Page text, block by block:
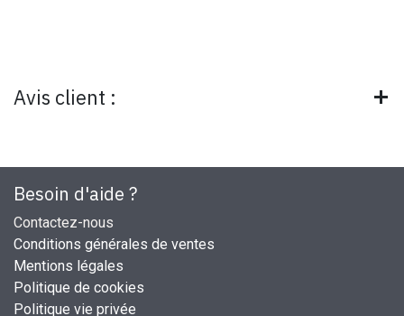
Avis client :
Besoin d'aide ?
Contactez-nous
Conditions générales de ventes
Mentions légales
Politique de cookies
Politique vie privée